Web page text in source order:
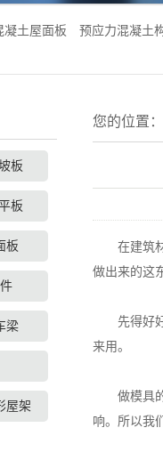
凝土屋面板 预应力混凝土
板
板
板
梁
屋架
您的位置：
在建筑材
做出来的这
先得好好
来用。
做模具的
响。所以我